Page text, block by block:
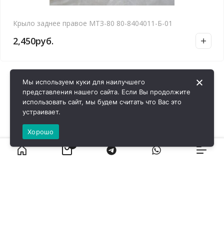
Крыло заднее правое МТЗ-80 80-8404011-Б-01
2,450руб.
Мы используем куки для наилучшего
представления нашего сайта. Если Вы продолжите
использовать сайт, мы будем считать что Вас это
устраивает.
Хорошо